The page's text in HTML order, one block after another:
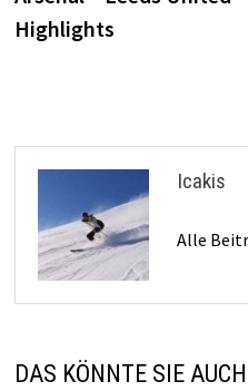
Highlights
Icakis
Alle
DAS KÖNNTE SIE